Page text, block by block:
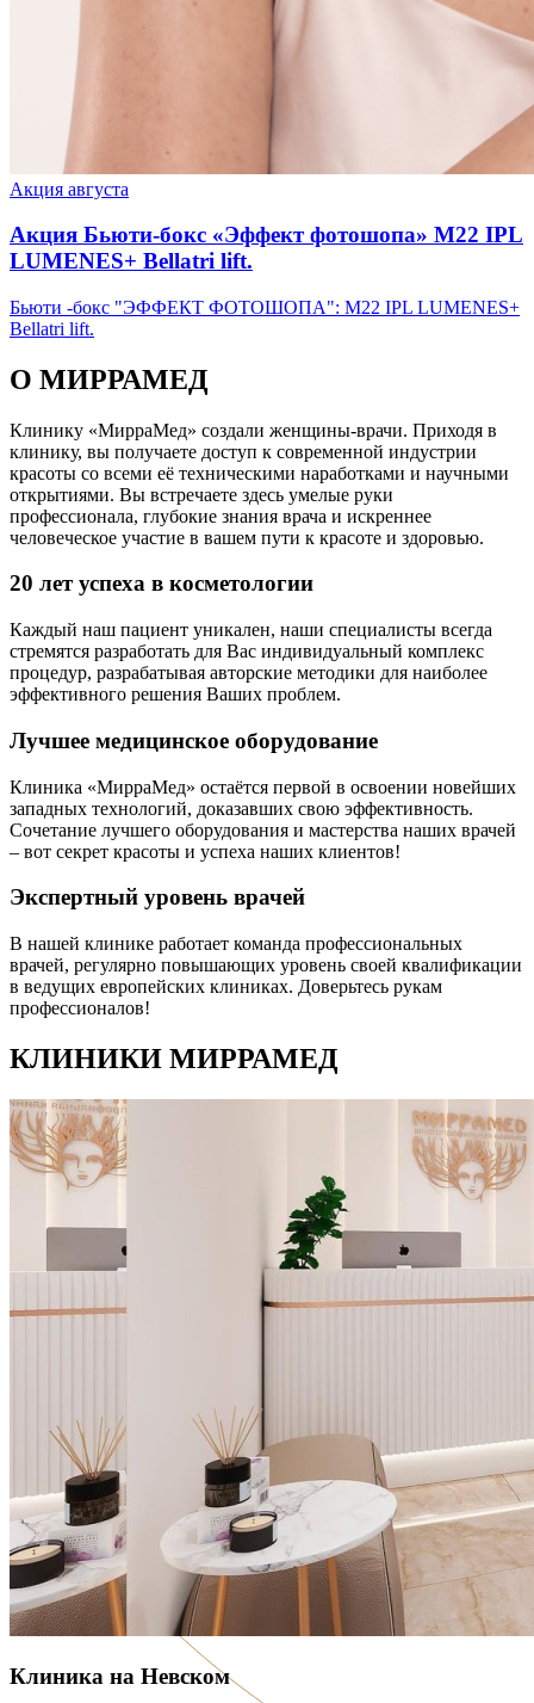
Акция августа
Акция Бьюти-бокс «Эффект фотошопа» М22 IPL
LUMENES+ Bellatri lift.
Бьюти -бокс "ЭФФЕКТ ФОТОШОПА": М22 IPL LUMENES+
Bellatri lift.
О МИРРАМЕД
Клинику «МирраМед» создали женщины-врачи. Приходя в
клинику, вы получаете доступ к современной индустрии
красоты со всеми её техническими наработками и научными
открытиями. Вы встречаете здесь умелые руки
профессионала, глубокие знания врача и искреннее
человеческое участие в вашем пути к красоте и здоровью.
20 лет успеха в косметологии
Каждый наш пациент уникален, наши специалисты всегда
стремятся разработать для Вас индивидуальный комплекс
процедур, разрабатывая авторские методики для наиболее
эффективного решения Ваших проблем.
Лучшее медицинское оборудование
Клиника «МирраМед» остаётся первой в освоении новейших
западных технологий, доказавших свою эффективность.
Сочетание лучшего оборудования и мастерства наших врачей
– вот секрет красоты и успеха наших клиентов!
Экспертный уровень врачей
В нашей клинике работает команда профессиональных
врачей, регулярно повышающих уровень своей квалификации
в ведущих европейских клиниках. Доверьтесь рукам
профессионалов!
КЛИНИКИ МИРРАМЕД
Клиника на Невском